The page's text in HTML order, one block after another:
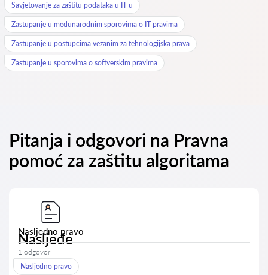
Savjetovanje za zaštitu podataka u IT-u
Zastupanje u međunarodnim sporovima o IT pravima
Zastupanje u postupcima vezanim za tehnologijska prava
Zastupanje u sporovima o softverskim pravima
Pitanja i odgovori na Pravna
pomoć za zaštitu algoritama
Nasljedno pravo
Nasljeđe
1 odgovor
Nasljedno pravo